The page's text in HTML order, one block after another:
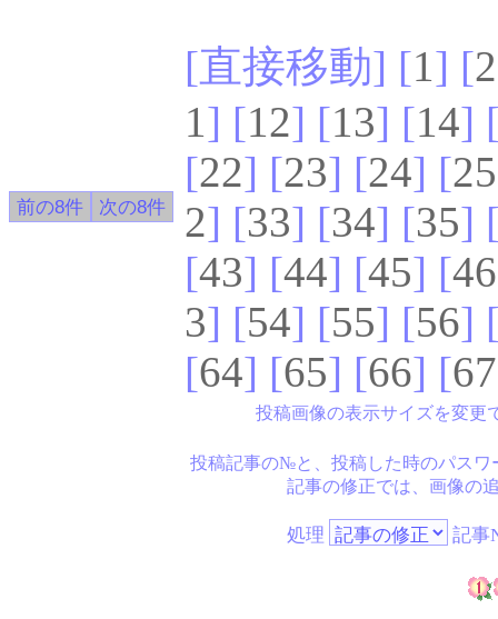
[直接移動] [1] [2
1] [12] [13] [14]
[22] [23] [24] [25
2] [33] [34] [35]
[43] [44] [45] [46
3] [54] [55] [56]
[64] [65] [66] [67
投稿画像の表示サイズを変更
投稿記事の№と、投稿した時のパスワ
記事の修正では、画像の
処理 記事